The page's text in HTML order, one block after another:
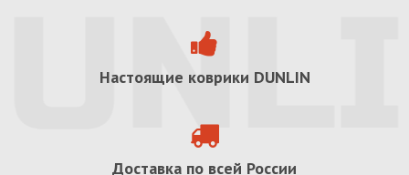
Настоящие коврики DUNLIN
Доставка по всей России